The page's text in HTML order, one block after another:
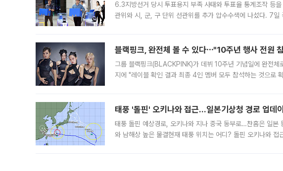
6.3지방선거 당시 투표용지 부족 사태와 투표율 통계조작 등
관위와 시, 군, 구 단위 선관위를 추가 압수수색에 나섰다. 7일
블랙핑크, 완전체 볼 수 있다⋯"10주년 행사 전원
그룹 블랙핑크(BLACKPINK)가 데뷔 10주년 기념일에 완전
지에 "레이블 확인 결과 최종 4인 멤버 모두 참석하는 것으로
태풍 '돌핀' 오키나와 접근…일본기상청 경로 업데
태풍 돌핀 예상경로, 오키나와 지나 중국 동부로…찬홈은 일본
와 남해상 높은 물결현재 태풍 위치는 어디? 돌핀 오키나와 접